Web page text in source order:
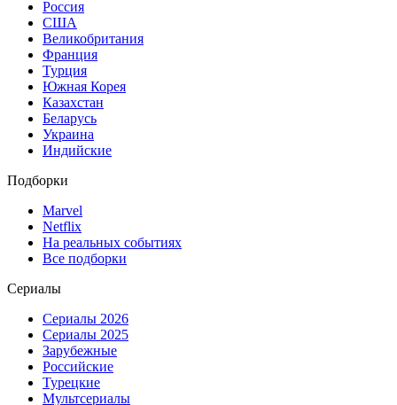
Россия
США
Великобритания
Франция
Турция
Южная Корея
Казахстан
Беларусь
Украина
Индийские
Подборки
Marvel
Netflix
На реальных событиях
Все подборки
Сериалы
Сериалы 2026
Сериалы 2025
Зарубежные
Российские
Турецкие
Мультсериалы